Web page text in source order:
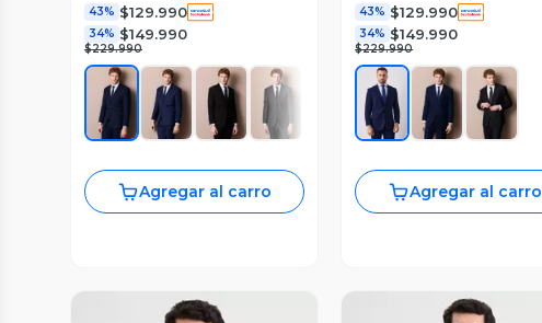
43% $129.990
34% $149.990
$229.990
Agregar al carro
43% $129.990
34% $149.990
$229.990
Agregar al carro